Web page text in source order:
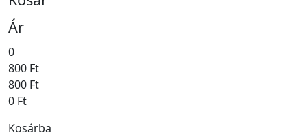
Ár
0
800 Ft
800 Ft
0 Ft
Kosárba